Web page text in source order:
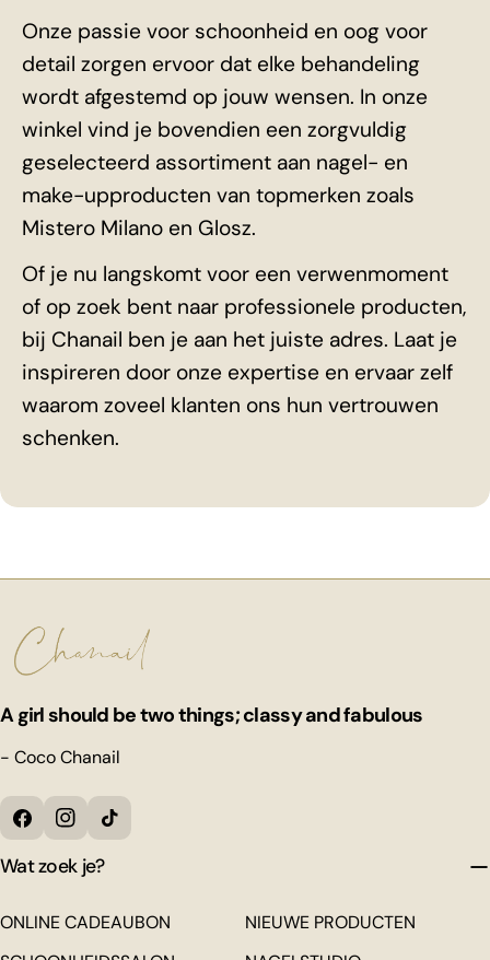
Onze passie voor schoonheid en oog voor
detail zorgen ervoor dat elke behandeling
wordt afgestemd op jouw wensen. In onze
winkel vind je bovendien een zorgvuldig
geselecteerd assortiment aan nagel- en
make-upproducten van topmerken zoals
Mistero Milano en Glosz.
Of je nu langskomt voor een verwenmoment
of op zoek bent naar professionele producten,
bij Chanail ben je aan het juiste adres. Laat je
inspireren door onze expertise en ervaar zelf
waarom zoveel klanten ons hun vertrouwen
schenken.
A girl should be two things; classy and fabulous
- Coco Chanail
FacebookInstagram
Tiktok
Wat zoek je?
ONLINE CADEAUBON
NIEUWE PRODUCTEN